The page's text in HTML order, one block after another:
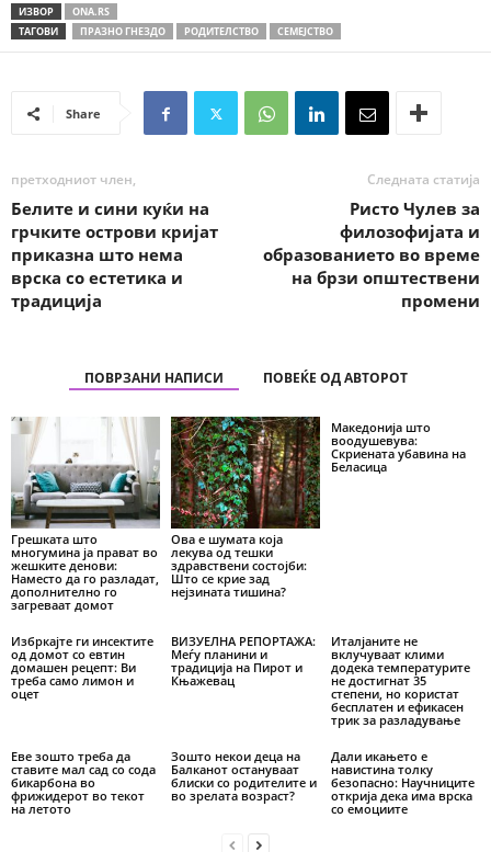
ИЗВОР
ONA.RS
ТАГОВИ
ПРАЗНО ГНЕЗДО РОДИТЕЛСТВО СЕМЕЈСТВО
Share
претходниот член,
Белите и сини куќи на
грчките острови кријат
приказна што нема
врска со естетика и
традиција
Следната статија
Ристо Чулев за
филозофијата и
образованието во време
на брзи општествени
промени
ПОВРЗАНИ НАПИСИ ПОВЕЌЕ ОД АВТОРОТ
Грешката што
многумина ја прават во
жешките денови:
Наместо да го разладат,
дополнително го
загреваат домот
Ова е шумата која
лекува од тешки
здравствени состојби:
Што се крие зад
нејзината тишина?
Македонија што
воодушевува:
Скриената убавина на
Беласица
Избркајте ги инсектите
од домот со евтин
домашен рецепт: Ви
треба само лимон и
оцет
ВИЗУЕЛНА РЕПОРТАЖА:
Меѓу планини и
традиција на Пирот и
Књажевац
Италјаните не
вклучуваат клими
додека температурите
не достигнат 35
степени, но користат
бесплатен и ефикасен
трик за разладување
Еве зошто треба да
ставите мал сад со сода
бикарбона во
фрижидерот во текот
на летото
Зошто некои деца на
Балканот остануваат
блиски со родителите и
во зрелата возраст?
Дали икањето е
навистина толку
безопасно: Научниците
открија дека има врска
со емоциите